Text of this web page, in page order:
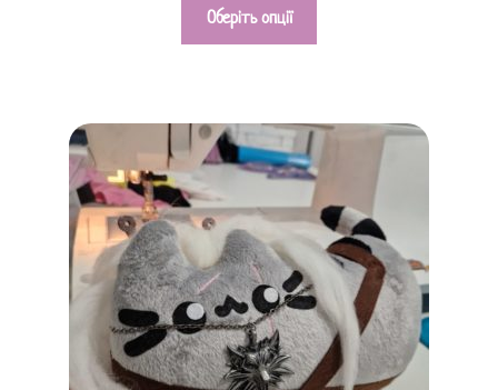
Оберіть опції